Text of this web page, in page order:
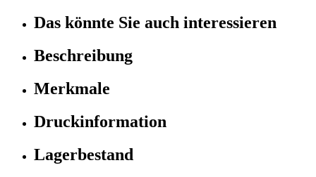
Das könnte Sie auch interessieren
Beschreibung
Merkmale
Druckinformation
Lagerbestand